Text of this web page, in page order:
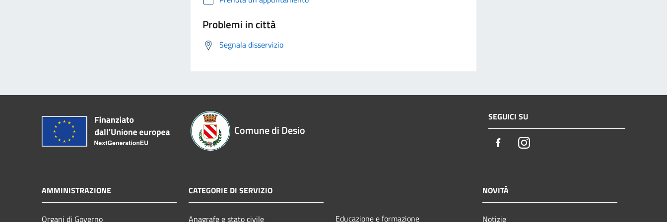
Problemi in città
Segnala disservizio
Comune di Desio
SEGUICI SU
FacebookInstagram
AMMINISTRAZIONE
Organi di Governo
CATEGORIE DI SERVIZIO
Anagrafe e stato civile Educazione e formazione
NOVITÀ
Notizie